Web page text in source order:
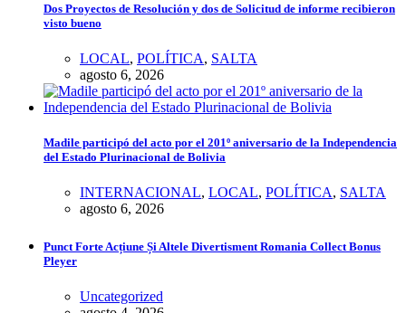
Dos Proyectos de Resolución y dos de Solicitud de informe recibieron
visto bueno
LOCAL, POLÍTICA, SALTA
agosto 6, 2026
Madile participó del acto por el 201º aniversario de la Independencia
del Estado Plurinacional de Bolivia
INTERNACIONAL, LOCAL, POLÍTICA, SALTA
agosto 6, 2026
Punct Forte Acțiune Și Altele Divertisment Romania Collect Bonus
Pleyer
Uncategorized